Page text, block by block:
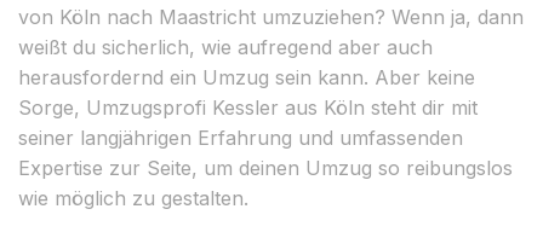
von Köln nach Maastricht umzuziehen? Wenn ja, dann
weißt du sicherlich, wie aufregend aber auch
herausfordernd ein Umzug sein kann. Aber keine
Sorge, Umzugsprofi Kessler aus Köln steht dir mit
seiner langjährigen Erfahrung und umfassenden
Expertise zur Seite, um deinen Umzug so reibungslos
wie möglich zu gestalten.